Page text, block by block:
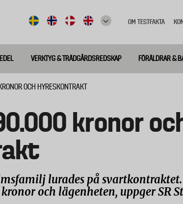
meny
OM TESTFAKTA
VERKTYG & TRÄDGÅRDSREDSKAP FÖRÄLDRAR &
OCH HYRESKONTRAKT
kronor
lurades på svartkontraktet.
och lägenheten, uppger SR